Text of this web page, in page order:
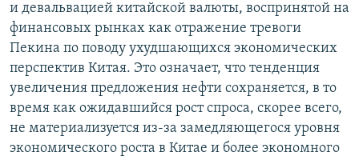
и девальвацией китайской валюты, воспринятой на
финансовых рынках как отражение тревоги
Пекина по поводу ухудшающихся экономических
перспектив Китая. Это означает, что тенденция
увеличения предложения нефти сохраняется, в то
время как ожидавшийся рост спроса, скорее всего,
не материализуется из-за замедляющегося уровня
экономического роста в Китае и более экономного